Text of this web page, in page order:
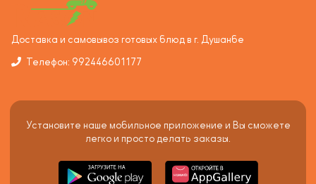
Доставка и самовывоз готовых блюд в г. Душанбе
Телефон: 992446601177
Установите наше мобильное приложение и Вы сможете
легко и просто делать заказы.